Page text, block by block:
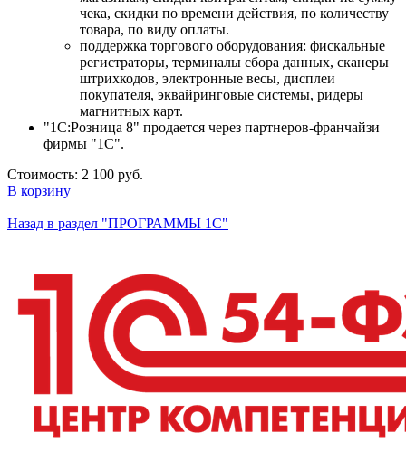
чека, скидки по времени действия, по количеству
товара, по виду оплаты.
поддержка торгового оборудования: фискальные
регистраторы, терминалы сбора данных, сканеры
штрихкодов, электронные весы, дисплеи
покупателя, эквайринговые системы, ридеры
магнитных карт.
"1С:Розница 8" продается через партнеров-франчайзи
фирмы "1С".
Стоимость: 2 100 руб.
В корзину
Назад в раздел "ПРОГРАММЫ 1С"